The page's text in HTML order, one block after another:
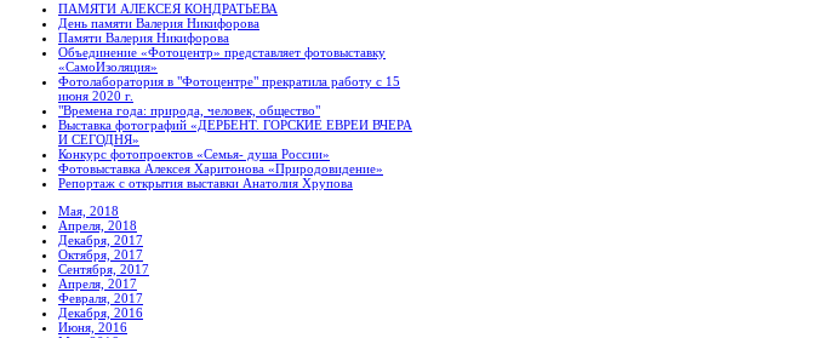
ПАМЯТИ АЛЕКСЕЯ КОНДРАТЬЕВА
День памяти Валерия Никифорова
Памяти Валерия Никифорова
Объединение «Фотоцентр» представляет фотовыставку
«СамоИзоляция»
Фотолаборатория в "Фотоцентре" прекратила работу с 15
июня 2020 г.
"Времена года: природа, человек, общество"
Выставка фотографий «ДЕРБЕНТ. ГОРСКИЕ ЕВРЕИ ВЧЕРА
И СЕГОДНЯ»
Конкурс фотопроектов «Семья- душа России»
Фотовыставка Алексея Харитонова «Природовидение»
Репортаж с открытия выставки Анатолия Хрупова
Мая, 2018
Апреля, 2018
Декабря, 2017
Октября, 2017
Сентября, 2017
Апреля, 2017
Февраля, 2017
Декабря, 2016
Июня, 2016